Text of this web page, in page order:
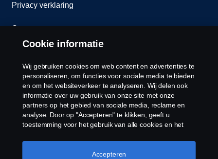
Privacy verklaring
Contact
Cookiebeleid
Cookies
Cookie informatie
Wij gebruiken cookies om web content en advertenties te
personaliseren, om functies voor sociale media te bieden
en om het websiteverkeer te analyseren. Wij delen ook
informatie over uw gebruik van onze site met onze
partners op het gebied van sociale media, reclame en
analyse. Door op "Accepteren" te klikken, geeft u
toestemming voor het gebruik van alle cookies en het
door op "Cookie Instellingen" te klikken en de
categorieën te selecteren die u wilt accepteren. Voor een
Accepteren